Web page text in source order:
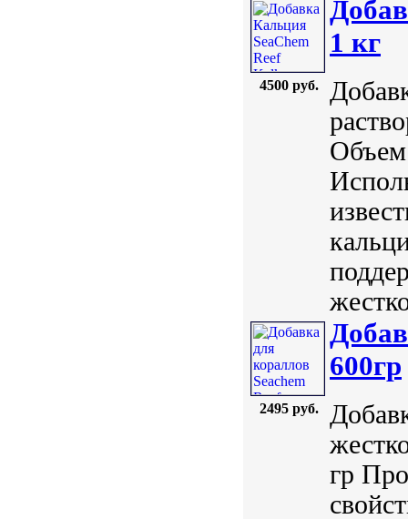
4500 руб.
1 кг
2495 руб.
600гр
гр